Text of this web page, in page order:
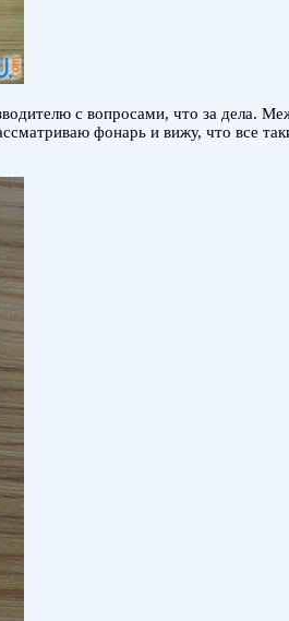
с вопросами, что за дела.
фонарь и вижу, что все